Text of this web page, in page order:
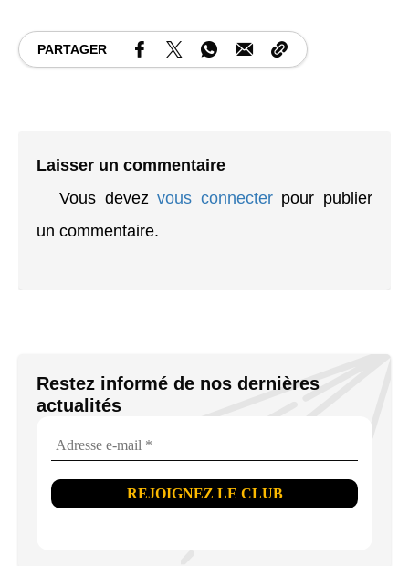
PARTAGER
Laisser un commentaire
Vous devezvous connecterpour publier
un commentaire.
Restez informé de nos dernières
actualités